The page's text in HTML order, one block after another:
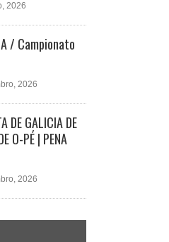
2026
/ Campionato
2026
DE GALICIA DE
O-PÉ | PENA
2026